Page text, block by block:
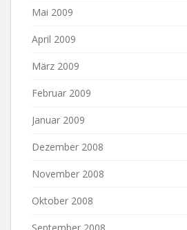
Mai 2009
April 2009
März 2009
Februar 2009
Januar 2009
Dezember 2008
November 2008
Oktober 2008
September 2008